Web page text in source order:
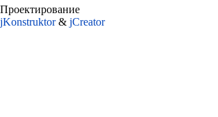
Проектирование
jKonstruktor& jСreator